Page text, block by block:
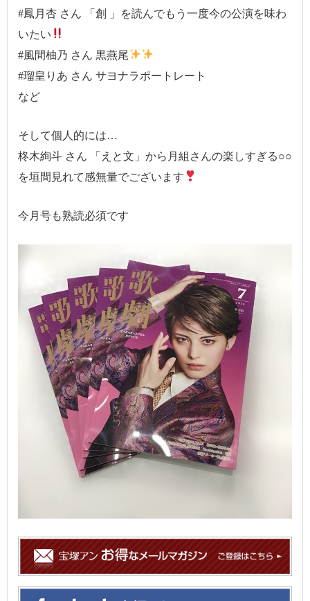
#鳳月杏 さん 「創 」を読んでもう一度今の公演を味わ
いたい
#風間柚乃 さん 黒燕尾
#瑠皇りあ さん サヨナラポートレート
など
そして個人的には…
柊木絢斗 さん 「えと文」から月組さんの楽しすぎる○○
を垣間見れて感無量でございます
今月号も熟読必須です